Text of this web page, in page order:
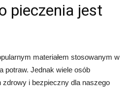
pieczenia jest
materiałem stosowanym w
potraw. Jednak wiele osób
i bezpieczny dla naszego